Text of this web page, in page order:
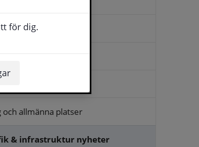
för dig.
cykla
och allmänna platser
& infrastruktur nyheter